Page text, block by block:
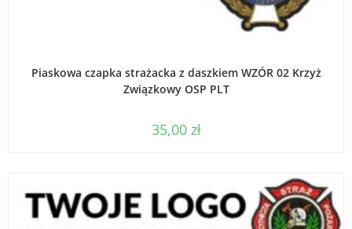
Piaskowa czapka strażacka z daszkiem WZÓR 02 Krzyż
Związkowy OSP PLT
35,00 zł